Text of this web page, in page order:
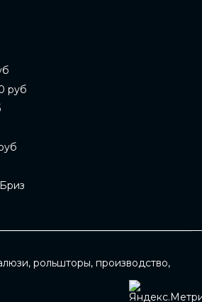
руб
рольшторы, производство,